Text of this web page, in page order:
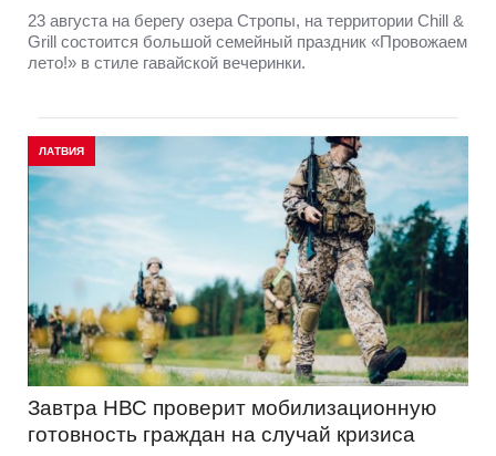
23 августа на берегу озера Стропы, на территории Chill &
Grill состоится большой семейный праздник «Провожаем
лето!» в стиле гавайской вечеринки.
ЛАТВИЯ
Завтра НВС проверит мобилизационную
готовность граждан на случай кризиса